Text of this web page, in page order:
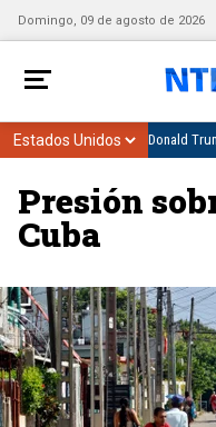
Domingo, 09 de agosto de 2026
Donald
Presión
Cuba